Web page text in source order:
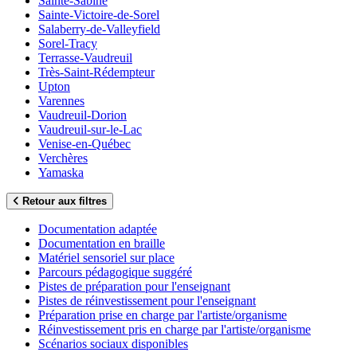
Sainte-Victoire-de-Sorel
Salaberry-de-Valleyfield
Sorel-Tracy
Terrasse-Vaudreuil
Très-Saint-Rédempteur
Upton
Varennes
Vaudreuil-Dorion
Vaudreuil-sur-le-Lac
Venise-en-Québec
Verchères
Yamaska
Retour aux filtres
Documentation adaptée
Documentation en braille
Matériel sensoriel sur place
Parcours pédagogique suggéré
Pistes de préparation pour l'enseignant
Pistes de réinvestissement pour l'enseignant
Préparation prise en charge par l'artiste/organisme
Réinvestissement pris en charge par l'artiste/organisme
Scénarios sociaux disponibles